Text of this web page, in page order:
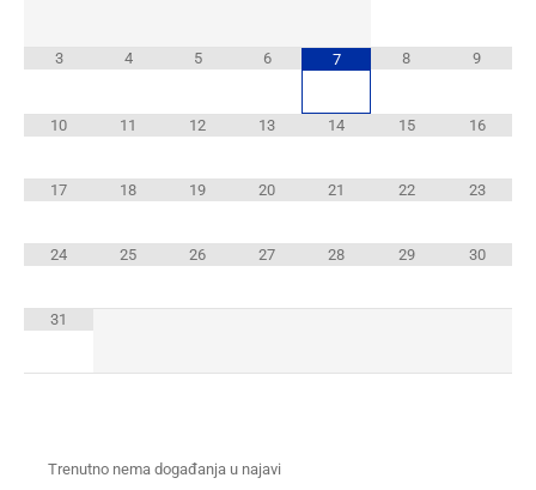
3 4 5 6 7 8 9
10 11 12 13 14 15 16
17 18 19 20 21 22 23
24 25 26 27 28 29 30
31
Trenutno nema događanja u najavi